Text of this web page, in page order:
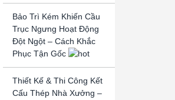
Bảo Trì Kém Khiến Cầu
Trục Ngưng Hoạt Động
Đột Ngột – Cách Khắc
Phục Tận Gốc
Thiết Kế & Thi Công Kết
Cấu Thép Nhà Xưởng –